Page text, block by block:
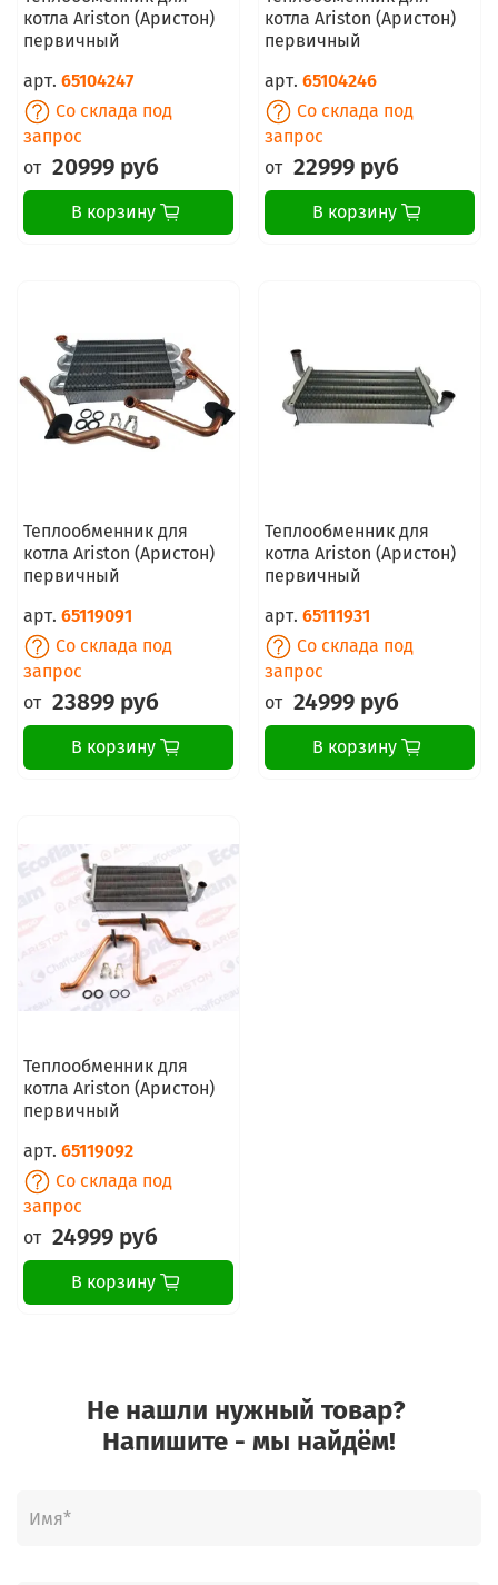
котла Ariston (Аристон)
первичный
арт. 65104247
Со склада под
запрос
от 20999 руб
В корзину
котла Ariston (Аристон)
первичный
арт. 65104246
Со склада под
запрос
от 22999 руб
В корзину
Теплообменник для
котла Ariston (Аристон)
первичный
арт. 65119091
Со склада под
запрос
от 23899 руб
В корзину
Теплообменник для
котла Ariston (Аристон)
первичный
арт. 65111931
Со склада под
запрос
от 24999 руб
В корзину
Теплообменник для
котла Ariston (Аристон)
первичный
арт. 65119092
Со склада под
запрос
от 24999 руб
В корзину
Не нашли нужный товар?
Напишите - мы найдём!